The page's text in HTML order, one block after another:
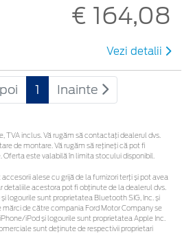
€ 164,08
Vezi detalii
1 Inainte
TVA inclus. Vă rugăm să contactaţi dealerul dvs.
de montare. Vă rugăm să rețineți că pot fi
este valabilă în limita stocului disponibil.
alese cu grijă de la furnizori terți și pot avea
detaliile acestora pot fi obținute de la dealerul dvs.
logourile sunt proprietatea Bluetooth SIG, Inc. și
mărci de către compania Ford Motor Company se
iPod și logourile sunt proprietatea Apple Inc.
sunt deținute de respectivii proprietari